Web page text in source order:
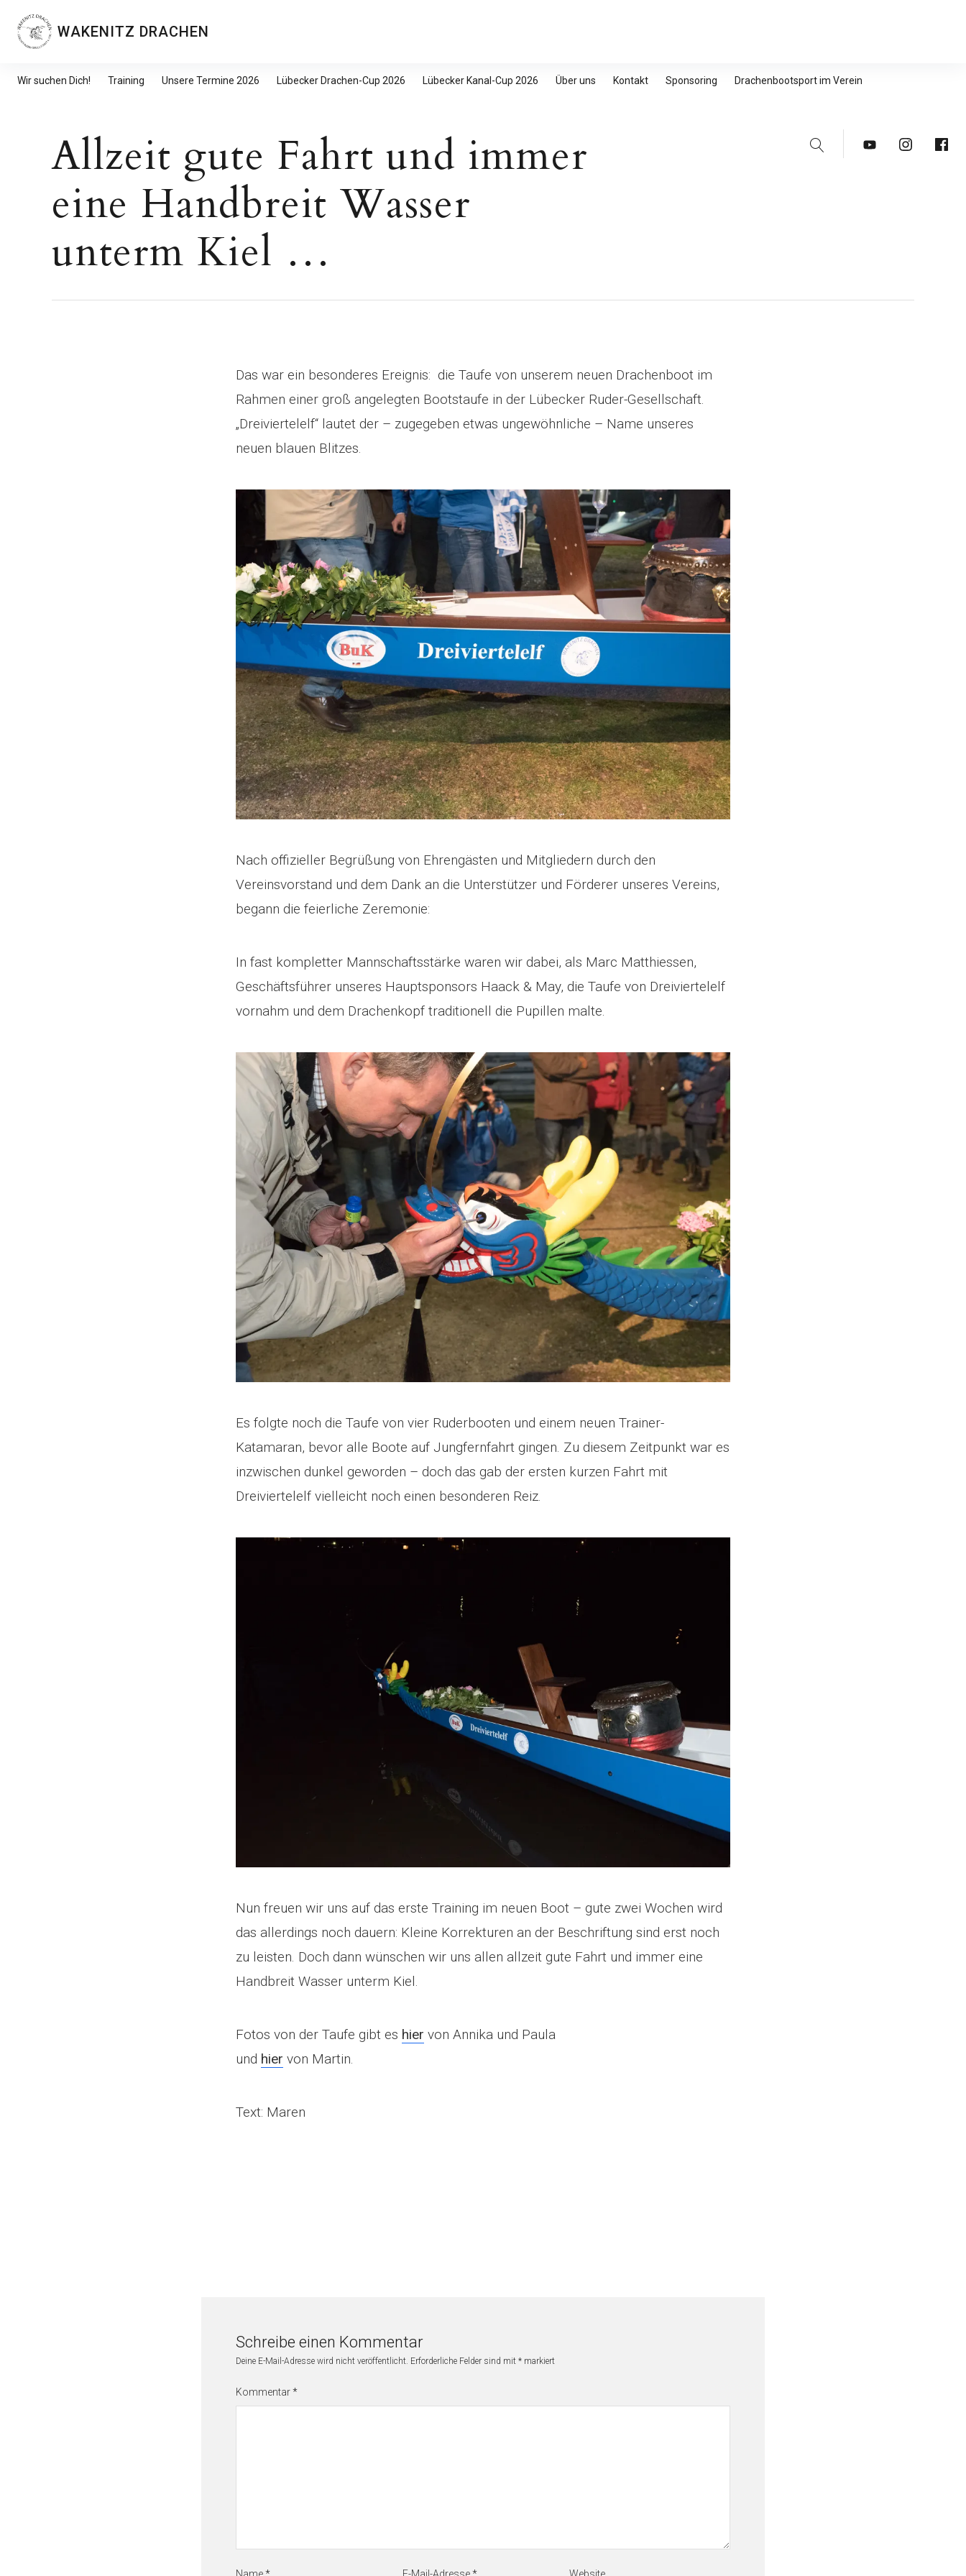
überspringenWAKENITZ DRACHEN
Wir suchen Dich! Training Unsere Termine 2026 Lübecker Drachen-Cup 2026 Lübecker Kanal-Cup 2026 Über uns Kontakt Sponsoring Drachenbootsport im Verein
Suche YoutubeInstagram
Allzeit gute Fahrt und immer
eine Handbreit Wasser
unterm Kiel …
Das war ein besonderes Ereignis: die Taufe von unserem neuen Drachenboot im
Rahmen einer groß angelegten Bootstaufe in der Lübecker Ruder-Gesellschaft.
„Dreiviertelelf“ lautet der – zugegeben etwas ungewöhnliche – Name unseres
neuen blauen Blitzes.
Nach offizieller Begrüßung von Ehrengästen und Mitgliedern durch den
Vereinsvorstand und dem Dank an die Unterstützer und Förderer unseres Vereins,
begann die feierliche Zeremonie:
In fast kompletter Mannschaftsstärke waren wir dabei, als Marc Matthiessen,
Geschäftsführer unseres Hauptsponsors Haack & May, die Taufe von Dreiviertelelf
vornahm und dem Drachenkopf traditionell die Pupillen malte.
Es folgte noch die Taufe von vier Ruderbooten und einem neuen Trainer-
Katamaran, bevor alle Boote auf Jungfernfahrt gingen. Zu diesem Zeitpunkt war es
inzwischen dunkel geworden – doch das gab der ersten kurzen Fahrt mit
Dreiviertelelf vielleicht noch einen besonderen Reiz.
Nun freuen wir uns auf das erste Training im neuen Boot – gute zwei Wochen wird
das allerdings noch dauern: Kleine Korrekturen an der Beschriftung sind erst noch
zu leisten. Doch dann wünschen wir uns allen allzeit gute Fahrt und immer eine
Handbreit Wasser unterm Kiel.
Fotos von der Taufe gibt es hier von Annika und Paula
und hier von Martin.
Text: Maren
Schreibe einen Kommentar
Deine E-Mail-Adresse wird nicht veröffentlicht. Erforderliche Felder sind mit * markiert
Kommentar*
Name* E-Mail-Adresse* Website